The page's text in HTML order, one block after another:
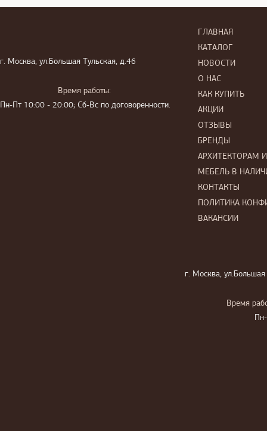
г. Москва, ул.Большая Тульская, д.46
Время работы:
Пн-Пт 10:00 - 20:00; Сб-Вс по договоренности.
ГЛАВНАЯ
КАТАЛОГ
НОВОСТИ
О НАС
КАК КУПИТЬ
АКЦИИ
ОТЗЫВЫ
БРЕНДЫ
АРХИТЕКТОРАМ
МЕБЕЛЬ В
КОНТАКТЫ
ПОЛИТИКА
ВАКАНСИИ
г. Москва,
Время